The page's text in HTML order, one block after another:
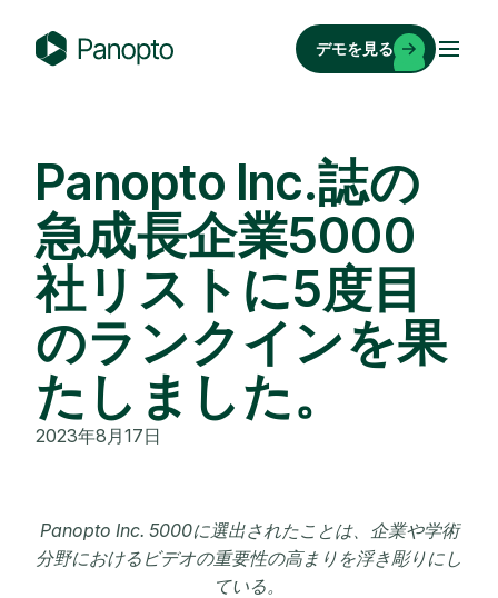
o
p
t
o
デモを見る
Panopto Inc.誌の
急成長企業5000
社リストに5度目
のランクインを果
たしました。
2023年8月17日
Panopto Inc. 5000に選出されたことは、企業や学術
分野におけるビデオの重要性の高まりを浮き彫りにし
ている。